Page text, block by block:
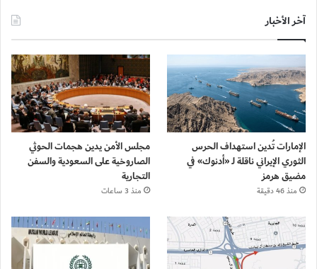
آخر الأخبار
الإمارات تُدين استهداف الحرس
الثوري الإيراني ناقلة لـ «أدنوك» في
مضيق هرمز
منذ 46 دقيقة
مجلس الأمن يدين هجمات الحوثي
الصاروخية على السعودية والسفن
التجارية
منذ 3 ساعات